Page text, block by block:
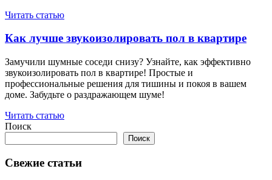
Читать статью
Как лучше звукоизолировать пол в квартире
Замучили шумные соседи снизу? Узнайте, как эффективно
звукоизолировать пол в квартире! Простые и
профессиональные решения для тишины и покоя в вашем
доме. Забудьте о раздражающем шуме!
Читать статью
Поиск
Поиск
Свежие статьи